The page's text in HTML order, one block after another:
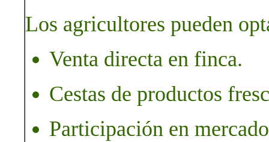
Los agricultores pueden
Venta directa en finca.
Cestas de productos
Participación en